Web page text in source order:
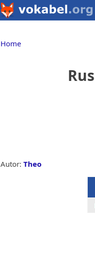
Home
Autor: Theo